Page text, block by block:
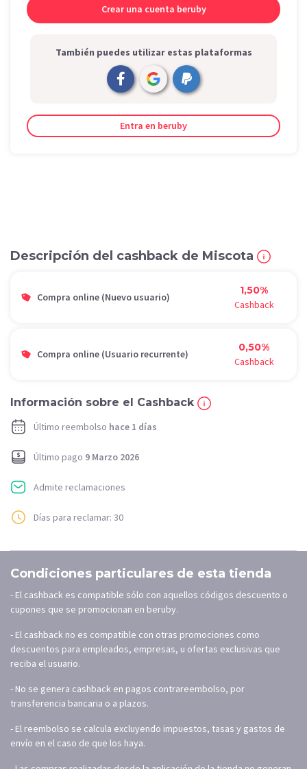
También puedes utilizar estas plataformas
Entra en beruby
Descripción del cashback de Miscota
Compra online (Nuevo usuario)
1,50%
Cashback
Compra online (Usuario recurrente)
0,50%
Cashback
Información sobre el Cashback
Último reembolso hace 1 días
Último pago 9 Marzo 2026
Admite reclamaciones
Días para reclamar: 30
Condiciones particulares de esta tienda
- El cashback es compatible sólo con aquellos códigos descuento o
cupones que se promocionan en beruby.
- El cashback no es compatible con otras promociones como
descuentos para empleados, empresas, u ofertas exclusivas que
reciba el usuario.
- No se genera cashback en pagos contrareembolso, por
transferencia bancaria o a plazos.
- El reembolso se calcula excluyendo impuestos, tasas y gastos de
envío en el caso de que los haya.